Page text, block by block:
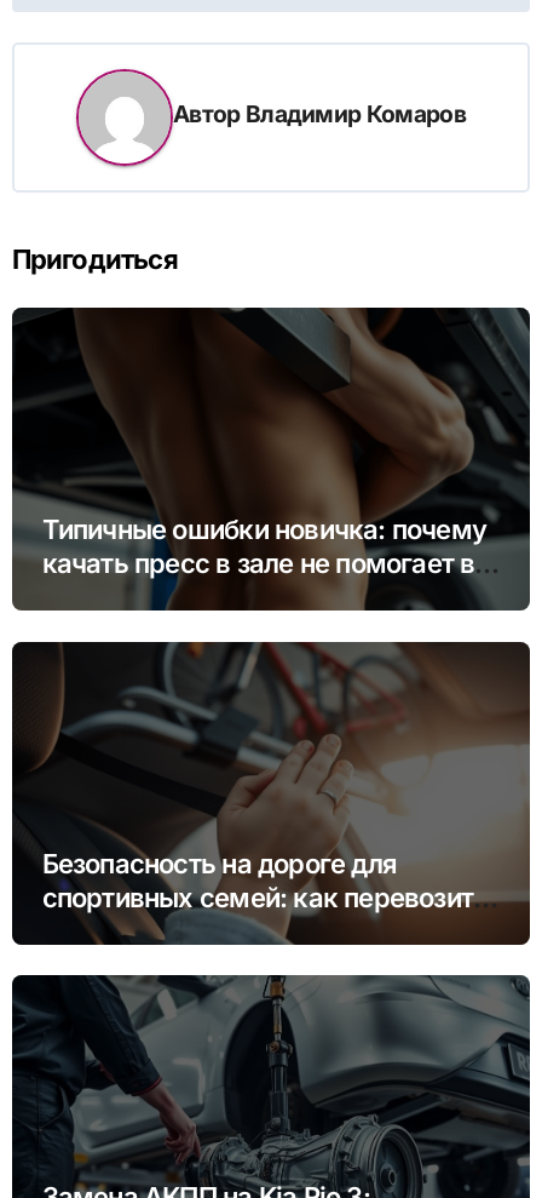
Автор Владимир Комаров
Пригодиться
Типичные ошибки новичка: почему
качать пресс в зале не помогает в
Безопасность на дороге для
спортивных семей: как перевозить
инвентарь и детей